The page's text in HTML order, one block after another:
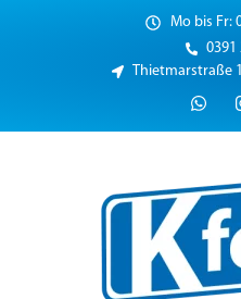
Mo bis Fr:
0391
Thietmarstraße